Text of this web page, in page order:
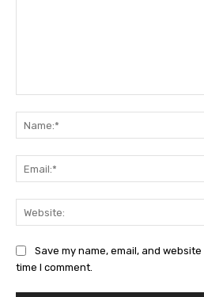
Save my name, email, and
time I comment.